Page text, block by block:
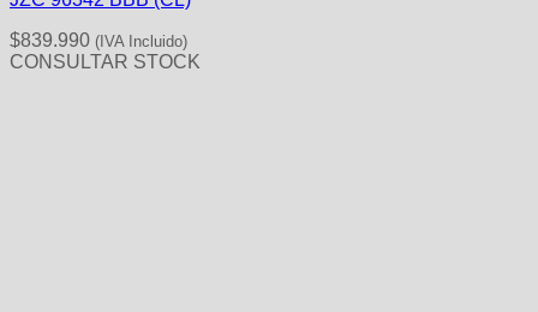
$839.990 (IVA Incluido)
CONSULTAR STOCK